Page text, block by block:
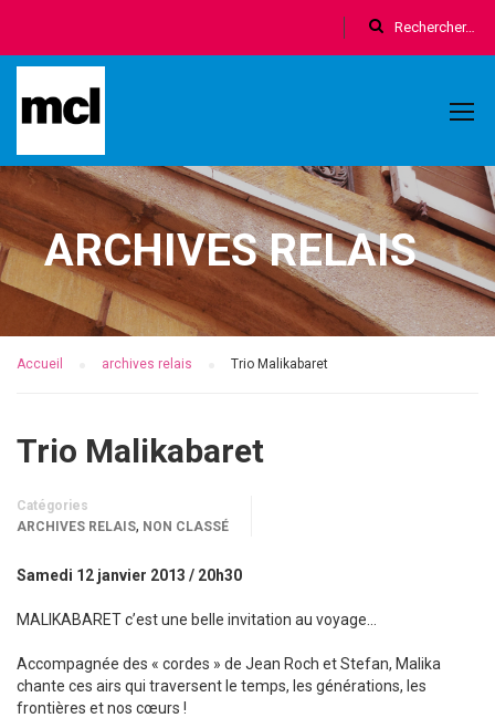
ARCHIVES RELAIS
Accueil archives relais Trio Malikabaret
Trio Malikabaret
Catégories
ARCHIVES RELAIS, NON CLASSÉ
Samedi 12 janvier 2013 / 20h30
MALIKABARET c’est une belle invitation au voyage…
Accompagnée des « cordes » de Jean Roch et Stefan, Malika
chante ces airs qui traversent le temps, les générations, les
frontières et nos cœurs !